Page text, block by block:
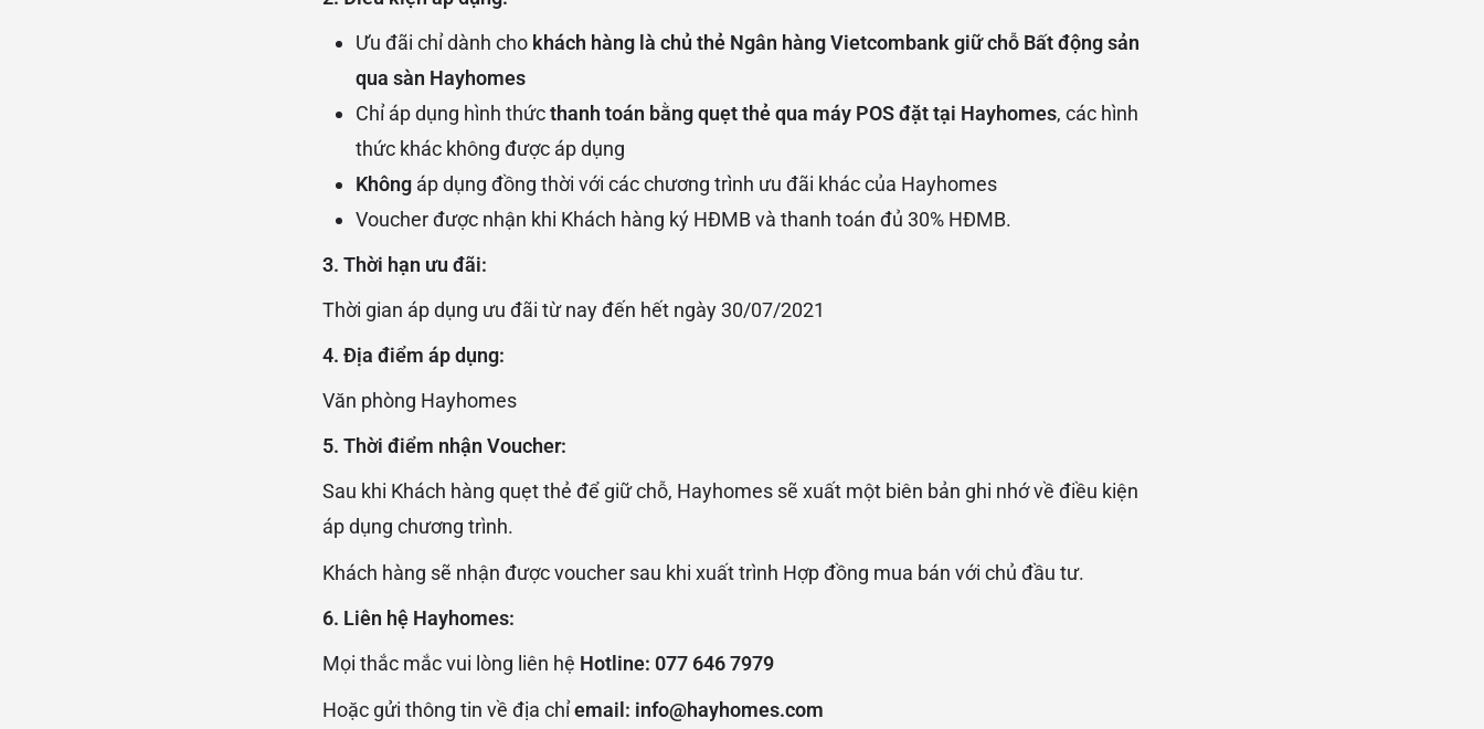
Ưu đãi chỉ dành cho khách hàng là chủ thẻ Ngân hàng Vietcombank giữ chỗ Bất động sản
qua sàn Hayhomes
Chỉ áp dụng hình thứcthanh toán bằng quẹt thẻ qua máy POS đặt tại Hayhomes, các hình
thức khác không được áp dụng
Không áp dụng đồng thời với các chương trình ưu đãi khác của Hayhomes
Voucher được nhận khi Khách hàng ký HĐMB và thanh toán đủ 30% HĐMB.
3. Thời hạn ưu đãi:
Thời gian áp dụng ưu đãi từ nay đến hết ngày 30/07/2021
4. Địa điểm áp dụng:
Văn phòng Hayhomes
5. Thời điểm nhận Voucher:
Sau khi Khách hàng quẹt thẻ để giữ chỗ, Hayhomes sẽ xuất một biên bản ghi nhớ về điều kiện
áp dụng chương trình.
Khách hàng sẽ nhận được voucher sau khi xuất trình Hợp đồng mua bán với chủ đầu tư.
6. Liên hệ Hayhomes:
Mọi thắc mắc vui lòng liên hệ Hotline: 077 646 7979
Hoặc gửi thông tin về địa chỉemail: info@hayhomes.com